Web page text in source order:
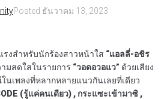
Posted ธันวาคม 13, 2023
งสำหรับนักร้องสาวหน้าใส “แอลลี่-อชิร
มสดใสในรายการ “วอดอวอแว” ด้วยเสียง
นเพลงที่หลากหลายแนวกันเลยที่เดียว
(รู้แค่คนเดียว) , กระแซะเข้ามาซิ ,